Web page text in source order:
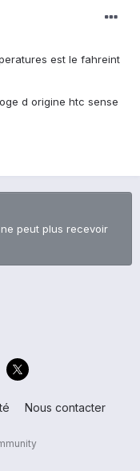
est le fahreint
d origine htc sense
peut plus recevoir
Nous contacter